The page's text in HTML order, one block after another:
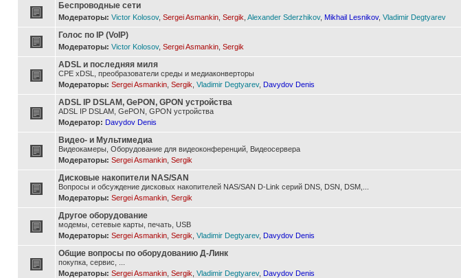
Беспроводные сети
Модераторы: Victor Kolosov, Sergei Asmankin Sergik Alexander Sderzhikov, Mikhail Lesnikov, Vladimir Degtyarev
Голос по IP (VoIP)
Модераторы: Victor Kolosov, Sergei Asmankin Sergik
ADSL и последняя миля
CPE xDSL, преобразователи среды и медиаконверторы
Модераторы: Sergei Asmankin Sergik Vladimir Degtyarev, Davydov Denis
ADSL IP DSLAM, GePON, GPON устройства
ADSL IP DSLAM, GePON, GPON устройства
Модератор: Davydov Denis
Видео- и Мультимедиа
Видеокамеры, Оборудование для видеоконференций, Видеосервера
Модераторы: Sergei Asmankin Sergik
Дисковые накопители NAS/SAN
Вопросы и обсуждение дисковых накопителей NAS/SAN D-Link серий DNS, DSN, DSM,...
Модераторы: Sergei Asmankin Sergik
Другое оборудование
модемы, сетевые карты, печать, USB
Модераторы: Sergei Asmankin Sergik Vladimir Degtyarev, Davydov Denis
Общие вопросы по оборудованию Д-Линк
покупка, сервис, ...
Модераторы: Sergei Asmankin Sergik Vladimir Degtyarev, Davydov Denis